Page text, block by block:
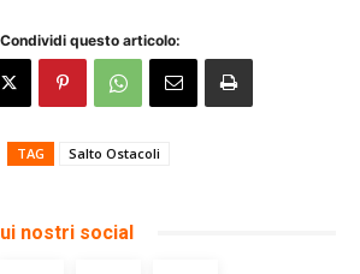
Condividi questo articolo:
TAG Salto Ostacoli
nostri social